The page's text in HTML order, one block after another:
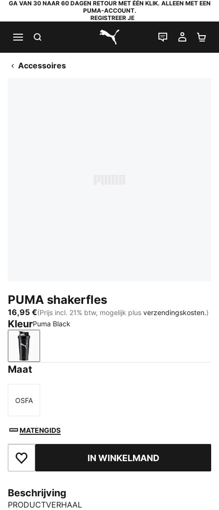
GA VAN 30 NAAR 60 DAGEN RETOUR MET ÉÉN KLIK. ALLEEN MET EEN
PUMA-ACCOUNT.
REGISTREER JE
PUMA.com
LIVE CHAT
MIJN
Accessoires
PUMA shakerfles
16,95 €(Prijs incl. 21% btw, mogelijk plus verzendingskosten.)
KleurPuma Black
Puma Black
Maat
Maat
OSFA
MATENGIDS
Toegevoegd aan favorietenIN WINKELMAND
Beschrijving
PRODUCTVERHAAL